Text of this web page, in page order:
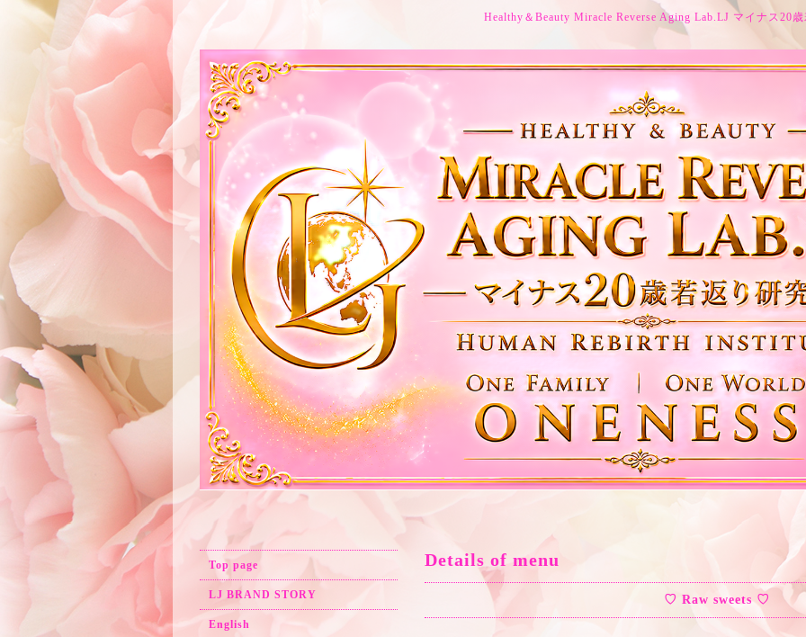
Healthy＆Beauty Miracle Reverse Aging Lab.LJ マイナス20
Details of menu
♡ Raw sweets ♡
Top page
LJ BRAND STORY
English